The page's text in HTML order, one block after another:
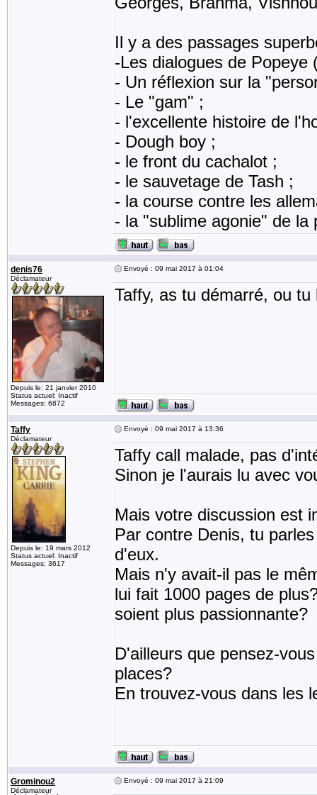
Il y a des passages
-Les dialogues de Popeye
- Un réflexion sur la
- Le "gam" ;
- l'excellente histoire de
- Dough boy ;
- le front du cachalot ;
- le sauvetage de Tash ;
- la course contre les
- la "sublime agonie" de la
denis76
Déclamateur
Depuis le: 21 janvier 2010
Status actuel: Inactif
Messages: 6872
Envoyé : 09 mai 2017 à 01:04
Taffy, as tu démarré, ou
Taffy
Déclamateur
Depuis le: 19 mars 2012
Status actuel: Inactif
Messages: 3617
Envoyé : 09 mai 2017 à 13:36
Taffy call malade, pas
Sinon je l'aurais lu avec
Mais votre discussion est
Par contre Denis, tu
d'eux.
Mais n'y avait-il pas le
lui fait 1000 pages de
soient plus passionnante?
D'ailleurs que pensez-
places?
En trouvez-vous dans les
Grominou2
Déclamateur
Envoyé : 09 mai 2017 à 21:09